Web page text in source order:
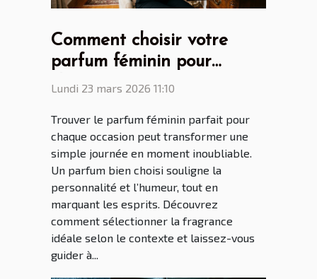
Comment choisir votre
parfum féminin pour
chaque occasion ?
Lundi 23 mars 2026 11:10
Trouver le parfum féminin parfait pour
chaque occasion peut transformer une
simple journée en moment inoubliable.
Un parfum bien choisi souligne la
personnalité et l’humeur, tout en
marquant les esprits. Découvrez
comment sélectionner la fragrance
idéale selon le contexte et laissez-vous
guider à...